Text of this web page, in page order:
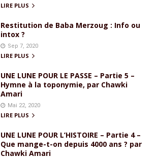
LIRE PLUS
Restitution de Baba Merzoug : Info ou
intox ?
Sep 7, 2020
LIRE PLUS
UNE LUNE POUR LE PASSE – Partie 5 –
Hymne à la toponymie, par Chawki
Amari
Mai 22, 2020
LIRE PLUS
UNE LUNE POUR L’HISTOIRE – Partie 4 –
Que mange-t-on depuis 4000 ans ? par
Chawki Amari